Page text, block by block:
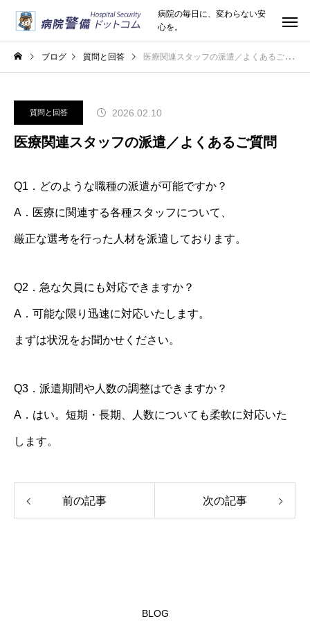
病院の毎日に、変わらない安
心を。
ブログ 質問と回答 医療関連スタッフの派遣／よくあるご質問
質問と回答 2026.02.10
医療関連スタッフの派遣／よくあるご質問
Q1．どのような職種の派遣が可能ですか？
A．医療に関連する各種スタッフについて、
厳正な選考を行った人材を派遣しております。
Q2．急な欠員にも対応できますか？
A．可能な限り迅速に対応いたします。
まずは状況をお聞かせください。
Q3．派遣期間や人数の調整はできますか？
A．はい。短期・長期、人数についても柔軟に対応いた
します。
前の記事 次の記事
BLOG